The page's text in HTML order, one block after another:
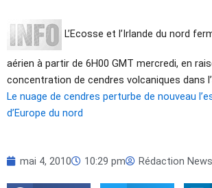
L’Ecosse et l’Irlande du nord
aérien à partir de 6H00 GMT mercredi, en
concentration de cendres volcaniques dans
Le nuage de cendres perturbe de nouveau
d’Europe du nord
mai 4, 2010 10:29 pm Rédaction